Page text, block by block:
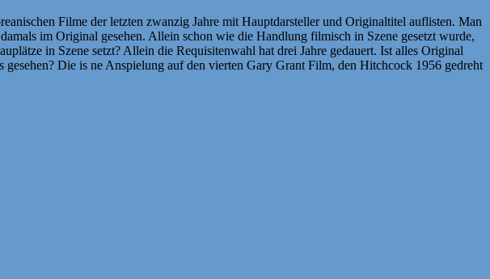
Filme der letzten zwanzig Jahre mit Hauptdarsteller und Originaltitel auflisten. Man
im Original gesehen. Allein schon wie die Handlung filmisch in Szene gesetzt wurde,
in Szene setzt? Allein die Requisitenwahl hat drei Jahre gedauert. Ist alles Original
Die is ne Anspielung auf den vierten Gary Grant Film, den Hitchcock 1956 gedreht